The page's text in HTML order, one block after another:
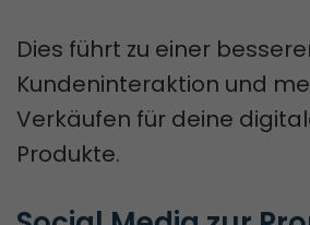
Dies führt zu einer
Kundeninteraktion und
Verkäufen für deine
Produkte.